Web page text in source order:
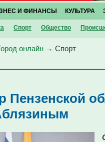
Спорт Общество
И ФИНАНСЫ КУЛЬТУРА
онлайн → Спорт
Пензенской